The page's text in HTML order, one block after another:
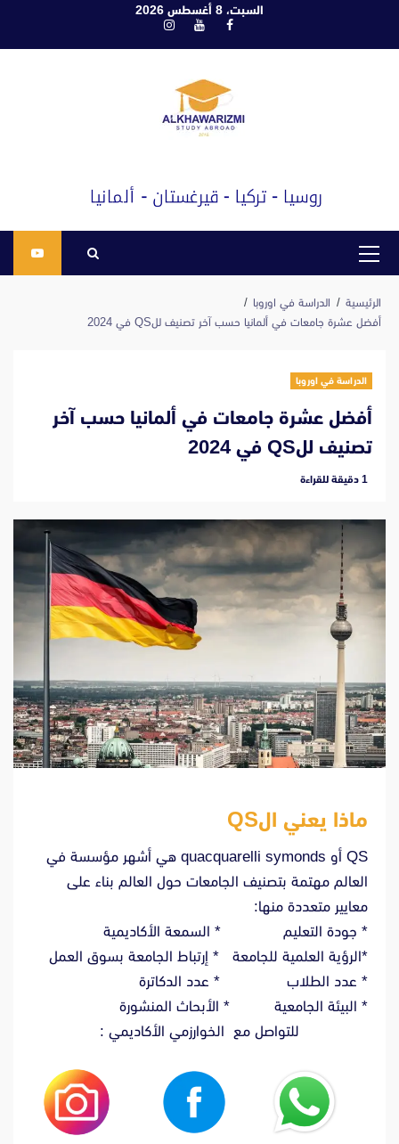
السبت، 8 أغسطس 2026
فيسبوكيوتيوبانستغرام
القائمة
الرئيسية
الدراسة في اوروبا
أفضل عشرة جامعات في ألمانيا حسب آخر تصنيف للQS في 2024
الدراسة في اوروبا
أفضل عشرة جامعات في ألمانيا حسب آخر
تصنيف للQS في 2024
‫1 دقيقة للقراءة
ماذا يعني الQS
QS أو quacquarelli symonds هي أشهر مؤسسة في
العالم مهتمة بتصنيف الجامعات حول العالم بناء على
معايير متعددة منها:
* جودة التعليم * السمعة الأكاديمية
*الرؤية العلمية للجامعة * إرتباط الجامعة بسوق العمل
* عدد الطلاب * عدد الدكاترة
* البيئة الجامعية * الأبحاث المنشورة
للتواصل مع الخوارزمي الأكاديمي :